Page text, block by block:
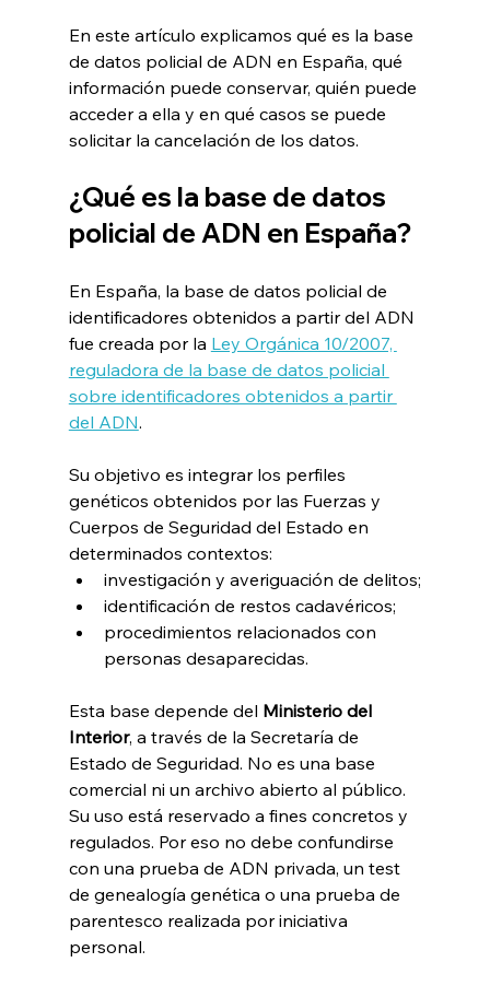
En este artículo explicamos qué es la base
de datos policial de ADN en España, qué
información puede conservar, quién puede
acceder a ella y en qué casos se puede
solicitar la cancelación de los datos.
¿Qué es la base de datos
policial de ADN en España?
En España, la base de datos policial de
identificadores obtenidos a partir del ADN
fue creada por la Ley Orgánica 10/2007,
reguladora de la base de datos policial
sobre identificadores obtenidos a partir
del ADN.
Su objetivo es integrar los perfiles
genéticos obtenidos por las Fuerzas y
Cuerpos de Seguridad del Estado en
determinados contextos:
investigación y averiguación de delitos;
identificación de restos cadavéricos;
procedimientos relacionados con
personas desaparecidas.
Esta base depende del Ministerio del
Interior, a través de la Secretaría de
Estado de Seguridad. No es una base
comercial ni un archivo abierto al público.
Su uso está reservado a fines concretos y
regulados. Por eso no debe confundirse
con una prueba de ADN privada, un test
de genealogía genética o una prueba de
parentesco realizada por iniciativa
personal.